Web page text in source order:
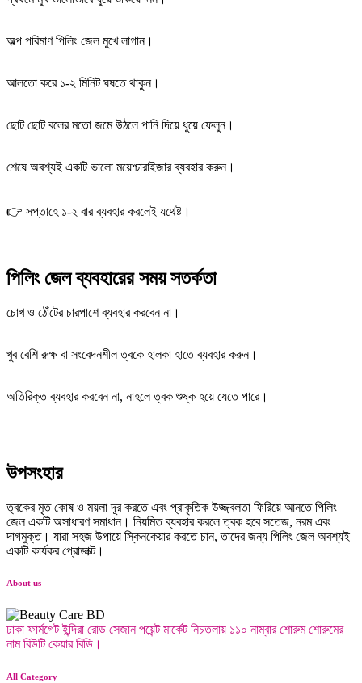
অল্প পরিমাণ পিলিং জেল মুখে লাগান।
আলতো করে ১-২ মিনিট ঘষতে থাকুন।
ছোট ছোট বলের মতো জমে উঠলে পানি দিয়ে ধুয়ে ফেলুন।
শেষে অবশ্যই একটি ভালো ময়েশ্চারাইজার ব্যবহার করুন।
👉 সপ্তাহে ১-২ বার ব্যবহার করলেই যথেষ্ট।
পিলিং জেল ব্যবহারের সময় সতর্কতা
চোখ ও ঠোঁটের চারপাশে ব্যবহার করবেন না।
খুব বেশি রুক্ষ বা সংবেদনশীল ত্বকে হালকা হাতে ব্যবহার করুন।
অতিরিক্ত ব্যবহার করবেন না, নাহলে ত্বক শুষ্ক হয়ে যেতে পারে।
উপসংহার
ত্বকের মৃত কোষ ও ময়লা দূর করতে এবং প্রাকৃতিক উজ্জ্বলতা ফিরিয়ে আনতে পিলিং
জেল একটি অসাধারণ সমাধান। নিয়মিত ব্যবহার করলে ত্বক হবে সতেজ, নরম এবং
দাগমুক্ত। যারা সহজ উপায়ে স্কিনকেয়ার করতে চান, তাদের জন্য পিলিং জেল অবশ্যই
একটি কার্যকর প্রোডাক্ট।
About us
ঢাকা ফার্মগেট ইন্দিরা রোড সেজান পয়েন্ট মার্কেট নিচতলায় ১১০ নাম্বার শোরুম শোরুমের
নাম বিউটি কেয়ার বিডি।
All Category